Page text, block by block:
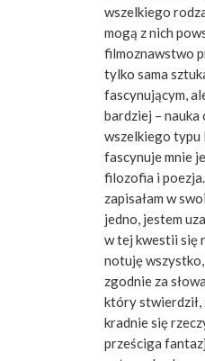
wszelkiego
mogą z nich
filmoznawstwo
tylko sama
fascynującym,
bardziej – nauka
wszelkiego
fascynuje mnie
filozofia i
zapisałam w
jedno, jestem
w tej kwestii się
notuję
zgodnie za
który stwierdził,
kradnie się
prześciga